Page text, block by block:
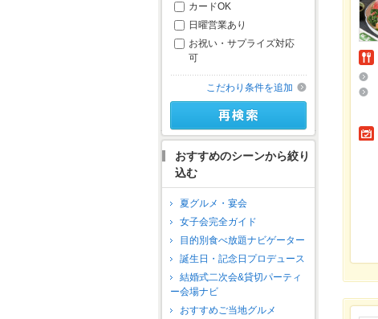
カードOK
日曜営業あり
お祝い・サプライズ対応
可
こだわり条件を追加
おすすめのシーンから絞り
込む
夏グルメ・宴会
女子会完全ガイド
目的別食べ放題ナビゲーター
誕生日・記念日プロデュース
結婚式二次会&貸切パーティ
ー会場ナビ
おすすめご当地グルメ